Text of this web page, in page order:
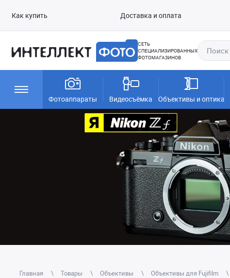
Как купить Доставка и оплата
СЕТЬ
СПЕЦИАЛИЗИРОВАННЫХ
ФОТОМАГАЗИНОВ
Фотоаппараты Видеосъёмка Объективы и оптика
Главная Товары Объективы Объективы для Fujifilm